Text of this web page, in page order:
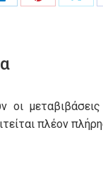
Share
Share
οι
πλέον